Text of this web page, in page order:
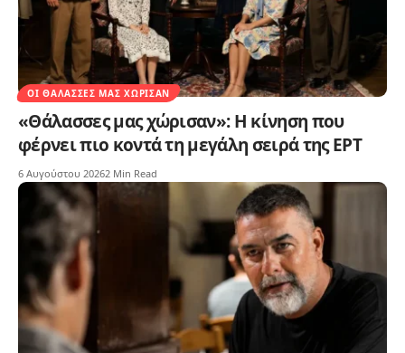
ΟΙ ΘΆΛΑΣΣΕΣ ΜΑΣ ΧΏΡΙΣΑΝ
«Θάλασσες μας χώρισαν»: Η κίνηση που
φέρνει πιο κοντά τη μεγάλη σειρά της ΕΡΤ
6 Αυγούστου 20262 Min Read